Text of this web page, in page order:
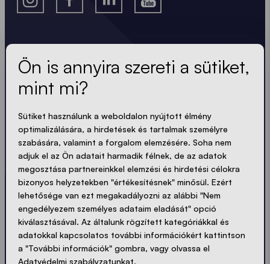
A legfrissebb hírek.
Mindig naprakész. Nincs spam! Rövid, ropogós és
ADATVÉDELEM ELFOGADÁSA
Küldés
LOADING - LOADING - LOADING - LOADING -
Ön is annyira szereti a sütiket,
mint mi?
Sütiket használunk a weboldalon nyújtott élmény
optimalizálására, a hirdetések és tartalmak személyre
szabására, valamint a forgalom elemzésére. Soha nem
adjuk el az Ön adatait harmadik félnek, de az adatok
megosztása partnereinkkel elemzési és hirdetési célokra
bizonyos helyzetekben "értékesítésnek" minősül. Ezért
lehetősége van ezt megakadályozni az alábbi "Nem
engedélyezem személyes adataim eladását" opció
kiválasztásával. Az általunk rögzített kategóriákkal és
adatokkal kapcsolatos további információkért kattintson
a "További információk" gombra, vagy olvassa el
Adatvédelmi szabályzatunkat.